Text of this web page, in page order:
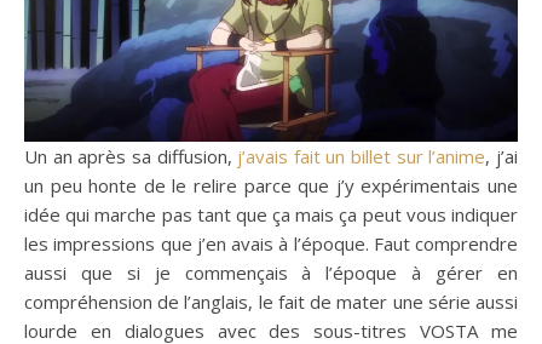
Un an après sa diffusion, j’avais fait un billet sur l’anime, j’ai
un peu honte de le relire parce que j’y expérimentais une
idée qui marche pas tant que ça mais ça peut vous indiquer
les impressions que j’en avais à l’époque. Faut comprendre
aussi que si je commençais à l’époque à gérer en
compréhension de l’anglais, le fait de mater une série aussi
lourde en dialogues avec des sous-titres VOSTA me